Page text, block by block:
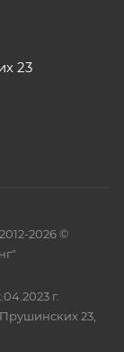
23
2026 ©
г.
23,